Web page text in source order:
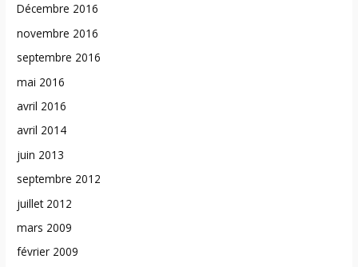
Décembre 2016
novembre 2016
septembre 2016
mai 2016
avril 2016
avril 2014
juin 2013
septembre 2012
juillet 2012
mars 2009
février 2009